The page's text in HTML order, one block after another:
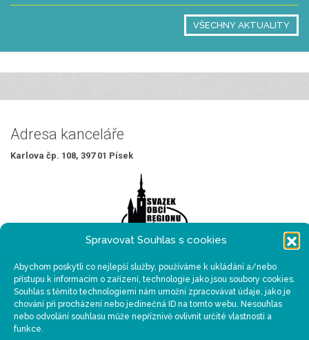
Spravovat Souhlas s cookies
Abychom poskytli co nejlepší služby, používáme k ukládání a/nebo
přístupu k informacím o zařízení, technologie jako jsou soubory cookies.
Souhlas s těmito technologiemi nám umožní zpracovávat údaje, jako je
chování při procházení nebo jedinečná ID na tomto webu. Nesouhlas
nebo odvolání souhlasu může nepříznivě ovlivnit určité vlastnosti a
funkce.
VŠECHNY AKTUALITY
Adresa kanceláře
Karlova čp. 108, 397 01 Písek
Sídlo organizace
Velké náměstí 114/3, 397 01 Písek